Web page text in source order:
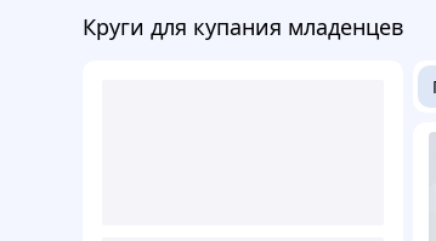
Круги для купания младенцев